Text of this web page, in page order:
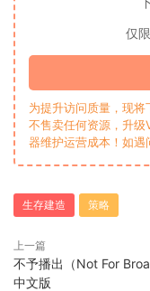
仅
为提升访问质量，现
不售卖任何资源，升级
器维护运营成本！如
生存建造 策略
上一篇
不予播出（Not For
中文版